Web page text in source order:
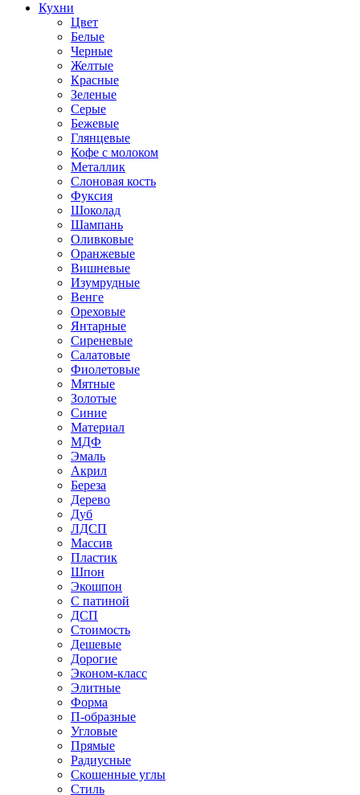
Кухни
Цвет
Белые
Черные
Желтые
Красные
Зеленые
Серые
Бежевые
Глянцевые
Кофе с молоком
Металлик
Слоновая кость
Фуксия
Шоколад
Шампань
Оливковые
Оранжевые
Вишневые
Изумрудные
Венге
Ореховые
Янтарные
Сиреневые
Салатовые
Фиолетовые
Мятные
Золотые
Синие
Материал
МДФ
Эмаль
Акрил
Береза
Дерево
Дуб
ЛДСП
Массив
Пластик
Шпон
Экошпон
С патиной
ДСП
Стоимость
Дешевые
Дорогие
Эконом-класс
Элитные
Форма
П-образные
Угловые
Прямые
Радиусные
Скошенные углы
Стиль